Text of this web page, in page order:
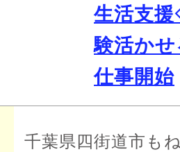
生活支
験活か
仕事開始
千葉県四街道市も